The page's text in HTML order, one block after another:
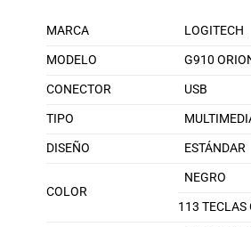
MARCA
LOGITECH
MODELO
G910
CONECTOR
USB
TIPO
DISEÑO
ESTÁNDAR
COLOR
NEGRO
113 TECLAS